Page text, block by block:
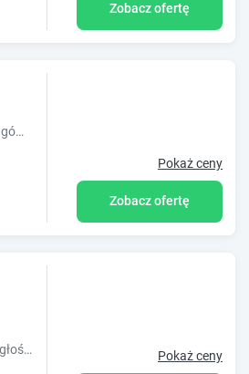
Zobacz ofertę
Obiekt Nad Sowiogorskim Potokiem położony jest w miejscowości Jugów w regionie dolnośląskie i oferuje bezpłatne Wi-Fi, sprzęt do grillowania,
Pokaż ceny
Zobacz ofertę
Obiekt Blu Apartments usytuowany jest w miejscowości Jugów. Odległość ważnych miejsc od obiektu: Dworzec kolejowy w Polanicy-Zdroju ? 31 km, K Pokaż ceny